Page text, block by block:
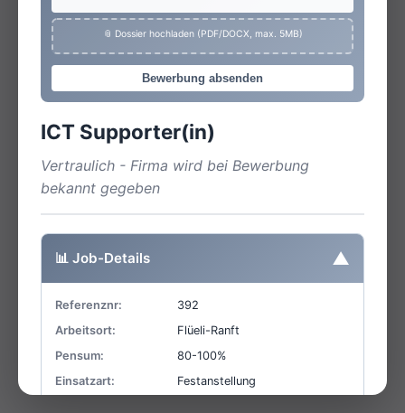
📎 Dossier hochladen (PDF/DOCX, max. 5MB)
Bewerbung absenden
ICT Supporter(in)
Vertraulich - Firma wird bei Bewerbung
bekannt gegeben
📊 Job-Details ▼
Referenznr:
392
Arbeitsort:
Flüeli-Ranft
Pensum:
80-100%
Einsatzart:
Festanstellung